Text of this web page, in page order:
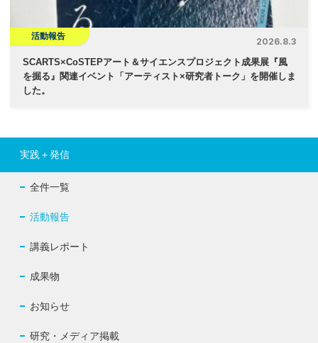
活動報告
2026.8.3
SCARTS×CoSTEPアート＆サイエンスプロジェクト成果展『風
を掘る』関連イベント「アーティスト×研究者トーク」を開催しま
した。
実践＋発信
全件一覧
活動報告
講義レポート
成果物
お知らせ
研究・メディア掲載